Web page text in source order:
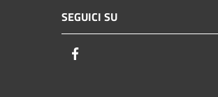
SEGUICI SU